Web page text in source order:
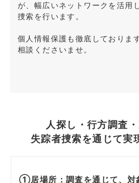
が、幅広いネットワークを活用
捜索を行います。
個人情報保護も徹底しておりま
相談くださいませ。
人探し・行方調査・
失踪者捜索を通じて実
①居場所：調査を通じて、対